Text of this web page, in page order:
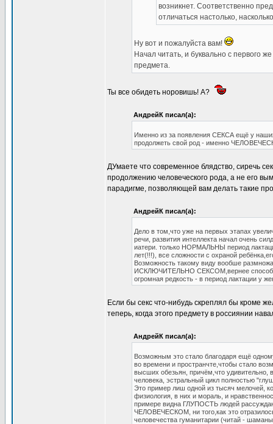
возникнет. Соответственно
отличаться настолько,
Ну вот и пожалуйста вам!
Начал читать, и буквально с первого
предмета.
Ты все обидеть норовишь! А?
АндрейК писал(а):
Именно из за появления СЕКСА ещё у
продолжеть свой род - именно
ДУмаете что современное блядство, сиречь
продолжению человеческого рода, а не его
парадигме, позволяющей вам делать такие
АндрейК писал(а):
Дело в том,что уже на первых этапах
речи, развития интеллекта начал очень
иатери. только НОРМАЛЬНЫ период
лет(!!!), все сложности с охраной
Возможность такому виду вообше
ИСКЛЮЧИТЕЛЬНО СЕКСОМ,вернее
огромная редкость - в период лактации у
Если бы секс что-нибудь скреплял бы кроме
теперь, когда этого предмету в россиянии
АндрейК писал(а):
Возможным это стало благодаря ещё
во времени и пространчте,чтобы стало
высших обезьян, причём,что удивительно,
человека, эстральный цикл полностью
Это пример лиш одной из тысяч мелочей,
физиология, в них и мораль, и
примере видна ГЛУПОСТЬ людей
ЧЕЛОВЕЧЕСКОМ, ни того,как это
человечества гуманитарии (читай -